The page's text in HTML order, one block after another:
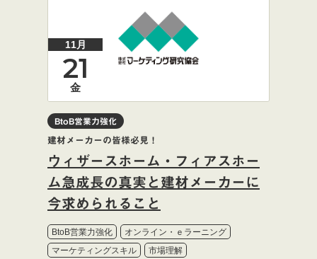
11月
21
金
BtoB営業力強化
建材メーカーの皆様必見！
ウィザースホーム・フィアスホー
ム急成長の真実と建材メーカーに
今求められること
BtoB営業力強化
オンライン・ｅラーニング
マーケティングスキル
市場理解